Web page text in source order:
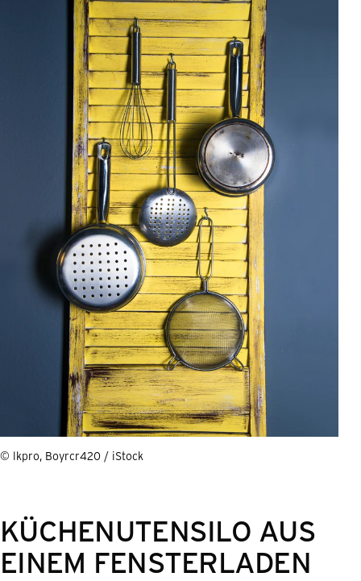
© lkpro, Boyrcr420 / iStock
KÜCHENUTENSILO AUS
EINEM FENSTERLADEN